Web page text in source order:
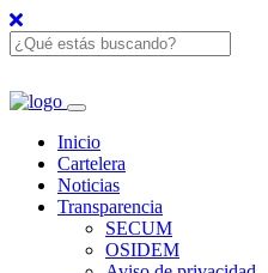
Inicio
Cartelera
Noticias
Transparencia
SECUM
OSIDEM